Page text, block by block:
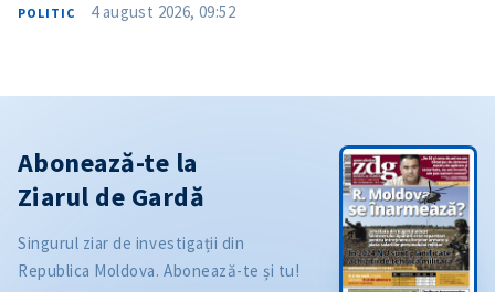
POLITIC 4 august 2026, 09:52
Abonează-te la
Ziarul de Gardă
Singurul ziar de investigații din
Republica Moldova. Abonează-te și tu!